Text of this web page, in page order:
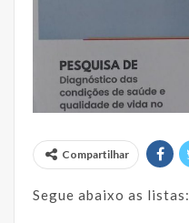
Compartilhar
Segue abaixo as listas: